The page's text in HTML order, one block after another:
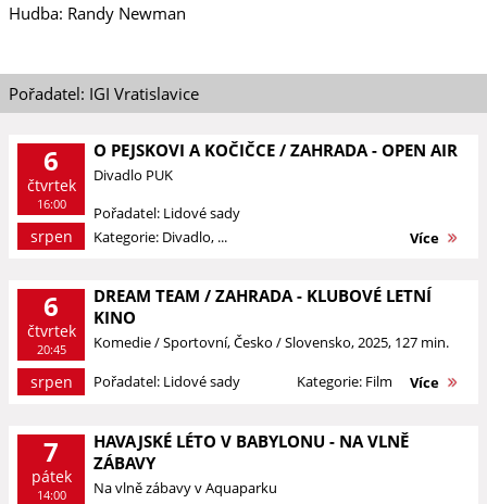
Hudba: Randy Newman
Pořadatel: IGI Vratislavice
6
čtvrtek
16:00
srpen
O PEJSKOVI A KOČIČCE / ZAHRADA - OPEN AIR
Divadlo PUK
Pořadatel: Lidové sady
Kategorie: Divadlo, ...
Více
6
čtvrtek
20:45
srpen
DREAM TEAM / ZAHRADA - KLUBOVÉ LETNÍ
KINO
Komedie / Sportovní, Česko / Slovensko, 2025, 127 min.
Pořadatel: Lidové sady
Kategorie: Film Více
7
pátek
14:00
HAVAJSKÉ LÉTO V BABYLONU - NA VLNĚ
ZÁBAVY
Na vlně zábavy v Aquaparku